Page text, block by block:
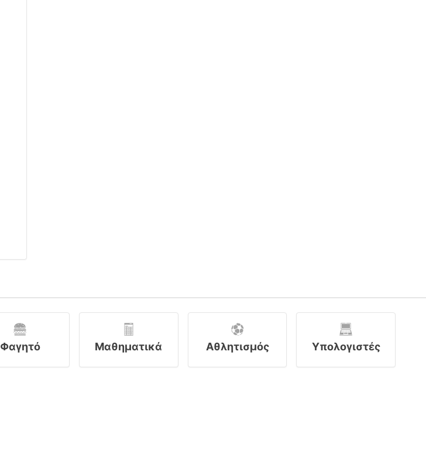
Φαγητό Μαθηματικά Αθλητισμός Υπολογιστές